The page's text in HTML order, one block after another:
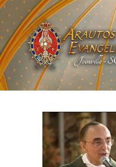
QUEM SOMOS
ARAUTOS JOINVILLE